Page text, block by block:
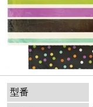
型番